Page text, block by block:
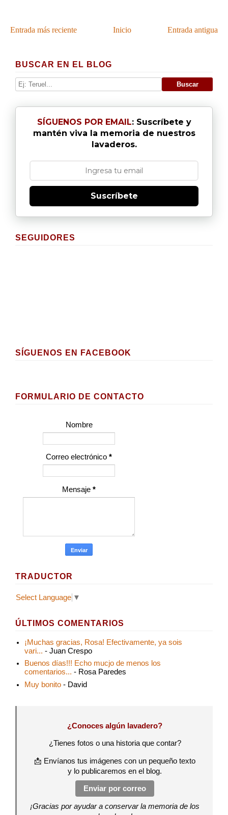
Entrada más reciente Entrada antigua
Inicio
BUSCAR EN EL BLOG
SÍGUENOS POR EMAIL: Suscríbete y
mantén viva la memoria de nuestros
lavaderos.
Suscríbete
SEGUIDORES
SÍGUENOS EN FACEBOOK
FORMULARIO DE CONTACTO
Nombre
Correo electrónico *
Mensaje *
TRADUCTOR
Select Language ▼
ÚLTIMOS COMENTARIOS
¡Muchas gracias, Rosa! Efectivamente, ya sois
vari... - Juan Crespo
Buenos días!!! Echo mucjo de menos los
comentarios... - Rosa Paredes
Muy bonito - David
¿Conoces algún lavadero?
¿Tienes fotos o una historia que contar?
📩 Envíanos tus imágenes con un pequeño texto
y lo publicaremos en el blog.
Enviar por correo
¡Gracias por ayudar a conservar la memoria de los